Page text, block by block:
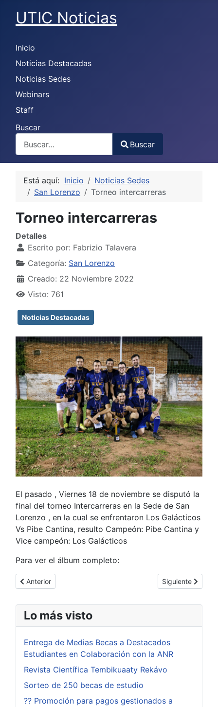
UTIC Noticias
Inicio
Noticias Destacadas
Noticias Sedes
Webinars
Staff
Buscar
Type 2 or more characters for results.
Buscar
Está aquí: Inicio
Noticias Sedes
San Lorenzo
Torneo intercarreras
Torneo intercarreras
Detalles
Escrito por: Fabrizio Talavera
Categoría: San Lorenzo
Creado: 22 Noviembre 2022
Visto: 761
Noticias Destacadas
El pasado , Viernes 18 de noviembre se disputó la
final del torneo Intercarreras en la Sede de San
Lorenzo , en la cual se enfrentaron Los Galácticos
Vs Pibe Cantina, resulto Campeón: Pibe Cantina y
Vice campeón: Los Galácticos
Para ver el álbum completo:
Artículo anterior: “Capacitación sobre Delitos Informáticos”
Anterior Artículo
Siguiente
Lo más visto
Entrega de Medias Becas a Destacados
Estudiantes en Colaboración con la ANR
Revista Científica Tembikuaaty Rekávo
Sorteo de 250 becas de estudio
?? Promoción para pagos gestionados a